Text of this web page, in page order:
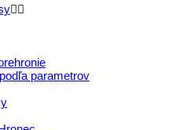
parametrov